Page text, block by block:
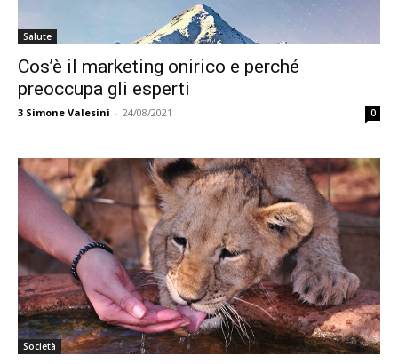
Salute
Cos’è il marketing onirico e perché
preoccupa gli esperti
3 Simone Valesini - 24/08/2021 0
Società